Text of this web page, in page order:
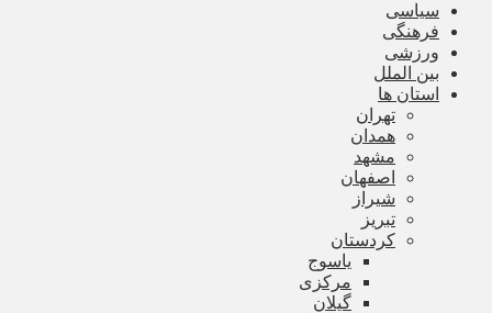
سیاسی
فرهنگی
ورزشی
بین الملل
استان ها
تهران
همدان
مشهد
اصفهان
شیراز
تبریز
کردستان
یاسوج
مرکزی
گیلان